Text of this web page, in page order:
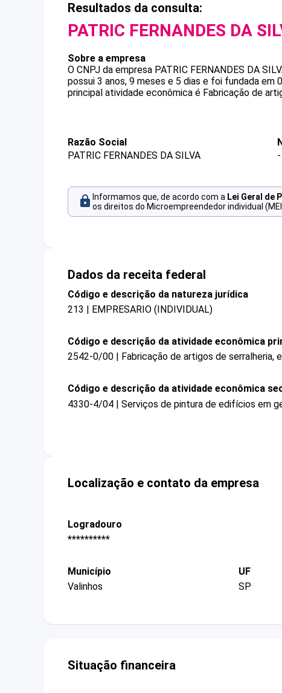
Resultados da consulta:
PATRIC FERNANDES DA
Sobre a empresa
O CNPJ da empresa PATRIC FERNANDES DA
possui 3 anos, 9 meses e 5 dias e foi fundada em
principal atividade econômica é Fabricação de
Razão Social
PATRIC FERNANDES DA SILVA
-
Informamos que, de acordo com a Lei Geral de
os direitos do Microempreendedor individual
Dados da receita federal
Código e descrição da natureza jurídica
213 | EMPRESARIO (INDIVIDUAL)
Código e descrição da atividade econômica
2542-0/00 | Fabricação de artigos de serralheria,
Código e descrição da atividade econômica
4330-4/04 | Serviços de pintura de edifícios em
Localização e contato da empresa
Logradouro
**********
Município
Valinhos
UF
SP
Situação financeira